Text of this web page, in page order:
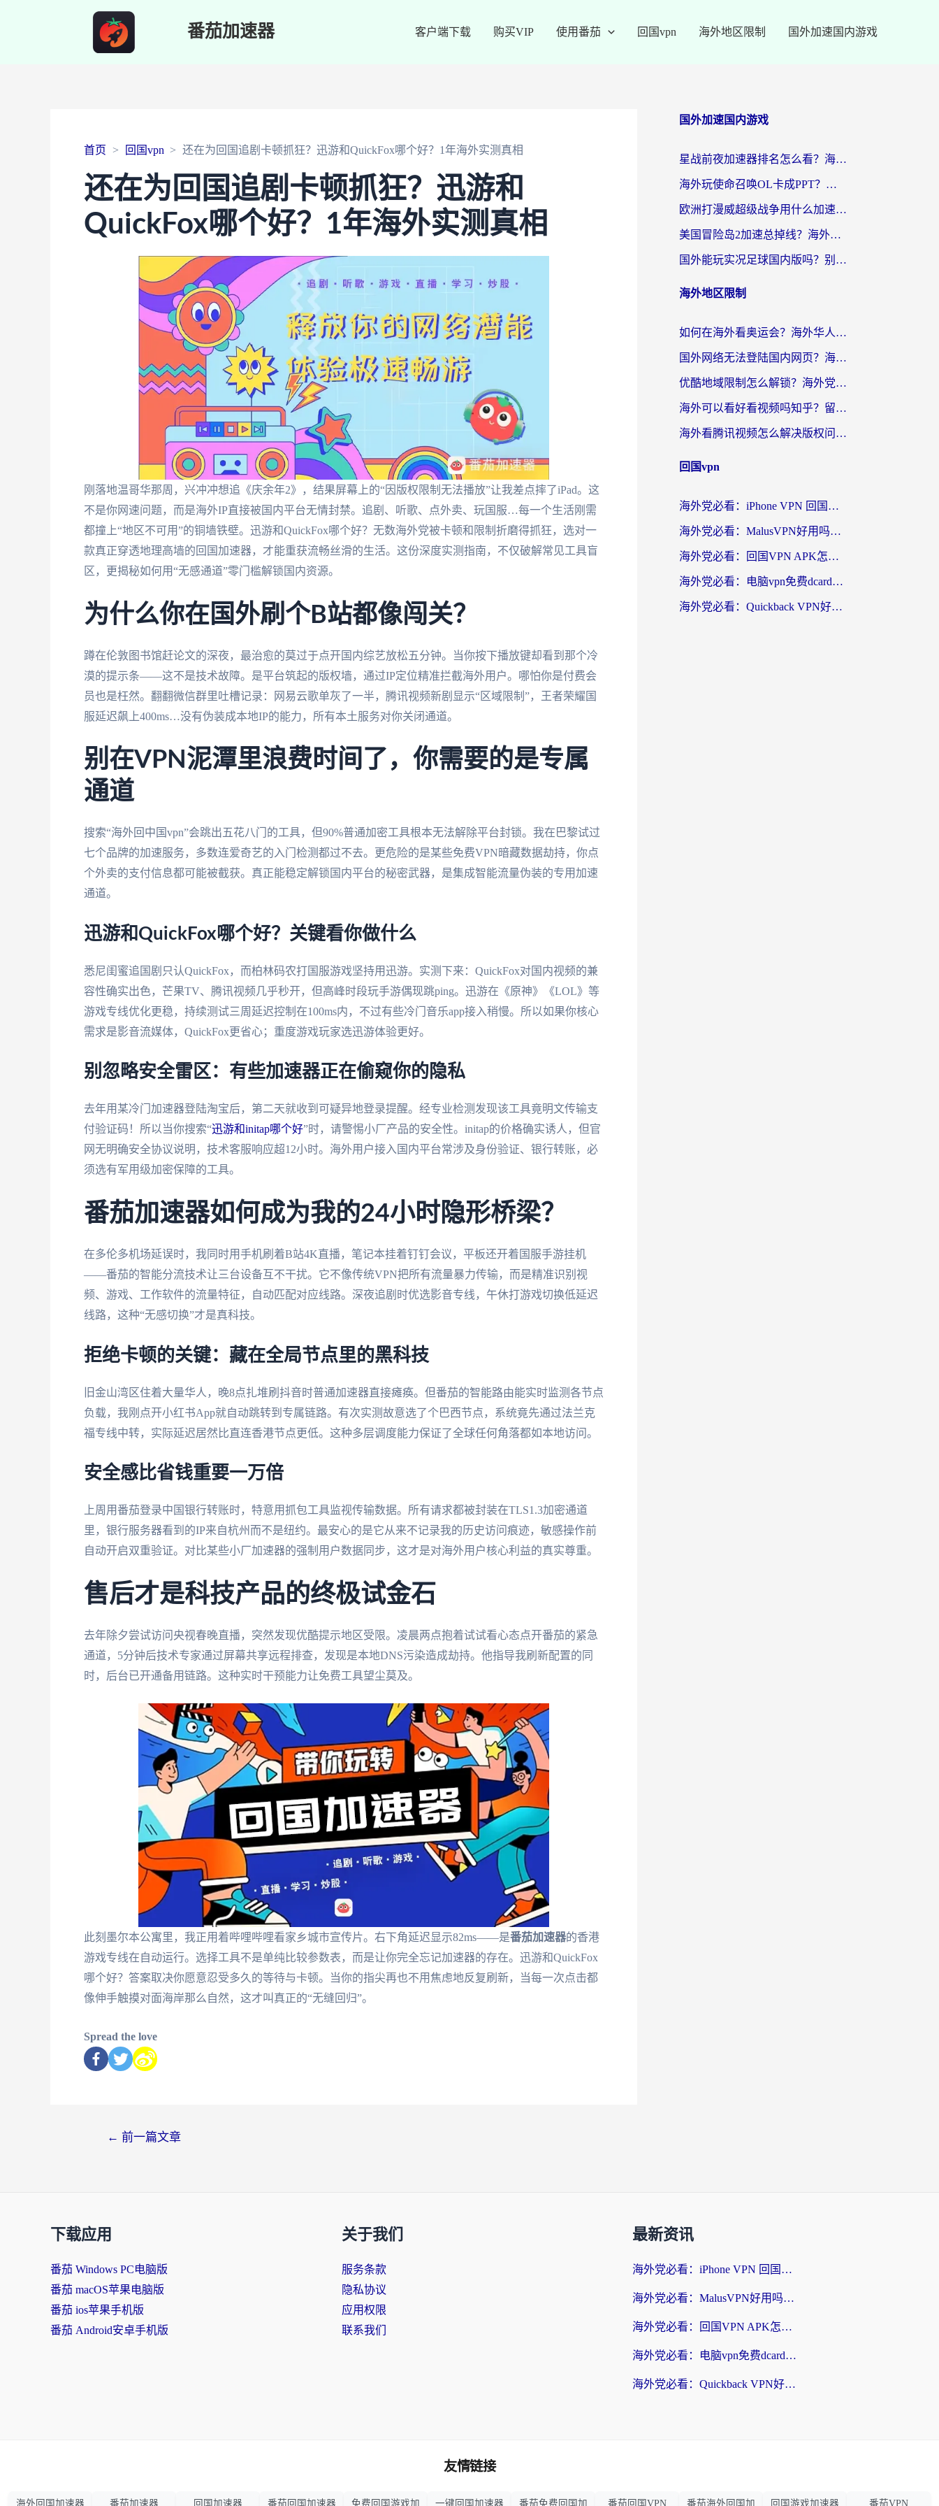
番茄加速器 客户端下载 购买VIP 使用番茄 回国vpn 海外地区限制 国外加速国内游戏
首页 回国vpn 还在为回国追剧卡顿抓狂？迅游和QuickFox哪个好？1年海外实测真相
还在为回国追剧卡顿抓狂？迅游和
QuickFox哪个好？1年海外实测真相
刚落地温哥华那周，兴冲冲想追《庆余年2》，结果屏幕上的“因版权限制无法播放”让我差点摔了iPad。这
不是你网速问题，而是海外IP直接被国内平台无情封禁。追剧、听歌、点外卖、玩国服…每一个生活刚需
都撞上“地区不可用”的铜墙铁壁。迅游和QuickFox哪个好？无数海外党被卡顿和限制折磨得抓狂，选对一
款真正穿透地理高墙的回国加速器，才能重获流畅丝滑的生活。这份深度实测指南，不仅破解常见工具盲
区，更揭秘如何用“无感通道”零门槛解锁国内资源。
为什么你在国外刷个B站都像闯关？
蹲在伦敦图书馆赶论文的深夜，最治愈的莫过于点开国内综艺放松五分钟。当你按下播放键却看到那个冷
漠的提示条——这不是技术故障。是平台筑起的版权墙，通过IP定位精准拦截海外用户。哪怕你是付费会
员也是枉然。翻翻微信群里吐槽记录：网易云歌单灰了一半，腾讯视频新剧显示“区域限制”，王者荣耀国
服延迟飙上400ms…没有伪装成本地IP的能力，所有本土服务对你关闭通道。
别在VPN泥潭里浪费时间了，你需要的是专属
通道
搜索“海外回中国vpn”会跳出五花八门的工具，但90%普通加密工具根本无法解除平台封锁。我在巴黎试过
七个品牌的加速服务，多数连爱奇艺的入门检测都过不去。更危险的是某些免费VPN暗藏数据劫持，你点
个外卖的支付信息都可能被截获。真正能稳定解锁国内平台的秘密武器，是集成智能流量伪装的专用加速
通道。
迅游和QuickFox哪个好？关键看你做什么
悉尼闺蜜追国剧只认QuickFox，而柏林码农打国服游戏坚持用迅游。实测下来：QuickFox对国内视频的兼
容性确实出色，芒果TV、腾讯视频几乎秒开，但高峰时段玩手游偶现跳ping。迅游在《原神》《LOL》等
游戏专线优化更稳，持续测试三周延迟控制在100ms内，不过有些冷门音乐app接入稍慢。所以如果你核心
需求是影音流媒体，QuickFox更省心；重度游戏玩家选迅游体验更好。
别忽略安全雷区：有些加速器正在偷窥你的隐私
去年用某冷门加速器登陆淘宝后，第二天就收到可疑异地登录提醒。经专业检测发现该工具竟明文传输支
付验证码！所以当你搜索“迅游和initap哪个好”时，请警惕小厂产品的安全性。initap的价格确实诱人，但官
网无明确安全协议说明，技术客服响应超12小时。海外用户接入国内平台常涉及身份验证、银行转账，必
须选有军用级加密保障的工具。
番茄加速器如何成为我的24小时隐形桥梁？
在多伦多机场延误时，我同时用手机刷着B站4K直播，笔记本挂着钉钉会议，平板还开着国服手游挂机
——番茄的智能分流技术让三台设备互不干扰。它不像传统VPN把所有流量暴力传输，而是精准识别视
频、游戏、工作软件的流量特征，自动匹配对应线路。深夜追剧时优选影音专线，午休打游戏切换低延迟
线路，这种“无感切换”才是真科技。
拒绝卡顿的关键：藏在全局节点里的黑科技
旧金山湾区住着大量华人，晚8点扎堆刷抖音时普通加速器直接瘫痪。但番茄的智能路由能实时监测各节点
负载，我刚点开小红书App就自动跳转到专属链路。有次实测故意选了个巴西节点，系统竟先通过法兰克
福专线中转，实际延迟居然比直连香港节点更低。这种多层调度能力保证了全球任何角落都如本地访问。
安全感比省钱重要一万倍
上周用番茄登录中国银行转账时，特意用抓包工具监视传输数据。所有请求都被封装在TLS1.3加密通道
里，银行服务器看到的IP来自杭州而不是纽约。最安心的是它从来不记录我的历史访问痕迹，敏感操作前
自动开启双重验证。对比某些小厂加速器的强制用户数据同步，这才是对海外用户核心利益的真实尊重。
售后才是科技产品的终极试金石
去年除夕尝试访问央视春晚直播，突然发现优酷提示地区受限。凌晨两点抱着试试看心态点开番茄的紧急
通道，5分钟后技术专家通过屏幕共享远程排查，发现是本地DNS污染造成劫持。他指导我刷新配置的同
时，后台已开通备用链路。这种实时干预能力让免费工具望尘莫及。
此刻墨尔本公寓里，我正用着哔哩哔哩看家乡城市宣传片。右下角延迟显示82ms——是番茄加速器的香港
游戏专线在自动运行。选择工具不是单纯比较参数表，而是让你完全忘记加速器的存在。迅游和QuickFox
哪个好？答案取决你愿意忍受多久的等待与卡顿。当你的指尖再也不用焦虑地反复刷新，当每一次点击都
像伸手触摸对面海岸那么自然，这才叫真正的“无缝回归”。
Spread the love
← 前一篇文章
国外加速国内游戏
星战前夜加速器排名怎么看？海外玩家国服游戏畅玩终极指南（附欧洲玩跑跑我的起源解决方案）
海外玩使命召唤OL卡成PPT？苹果用户必看：使命召唤OL国外加速器下载苹果版指南
欧洲打漫威超级战争用什么加速器？3个海外游戏卡顿问题一次解决（附实测推荐）
美国冒险岛2加速总掉线？海外玩家必看的国服游戏加速器选择指南
国外能玩实况足球国内版吗？别再卡成PPT！海外党国服游戏加速全攻略
海外地区限制
如何在海外看奥运会？海外华人必看的体育赛事直播终极指南
国外网络无法登陆国内网页？海外党必看：选对回国加速器实现无缝访问
优酷地域限制怎么解锁？海外党亲测有效的追剧自由指南
海外可以看好看视频吗知乎？留学生亲测有效的回国追剧解决方案
海外看腾讯视频怎么解决版权问题呢？3步让你轻松解锁国内影视自由
回国vpn
海外党必看：iPhone VPN 回国怎么选？一篇搞定无缝访问国内资源
海外党必看：MalusVPN好用吗？和畅游VPN对比哪个回国效果更好？附穿梭飞鱼神龟真实体验
海外党必看：回国VPN APK怎么选？3步教你无缝刷国内剧玩国服
海外党必看：电脑vpn免费dcard真的靠谱吗？教你选对回国加速器无缝访问国内资源
海外党必看：Quickback VPN好用吗？和小黑牛VPN对比哪个回国效果更好？附真实体验+避坑指南
下载应用
番茄 Windows PC电脑版
番茄 macOS苹果电脑版
番茄 ios苹果手机版
番茄 Android安卓手机版
关于我们
服务条款
隐私协议
应用权限
联系我们
最新资讯
海外党必看：iPhone VPN 回国怎么选？一篇搞定无缝访问国内资源
海外党必看：MalusVPN好用吗？和畅游VPN对比哪个回国效果更好？附穿梭飞鱼神龟真实体验
海外党必看：回国VPN APK怎么选？3步教你无缝刷国内剧玩国服
海外党必看：电脑vpn免费dcard真的靠谱吗？教你选对回国加速器无缝访问国内资源
海外党必看：Quickback VPN好用吗？和小黑牛VPN对比哪个回国效果更好？附真实体验+避坑指南
友情链接
海外回国加速器 番茄加速器 回国加速器 番茄回国加速器 免费回国游戏加 一键回国加速器 番茄免费回国加 番茄回国VPN 番茄海外回国加 回国游戏加速器 番茄VPN